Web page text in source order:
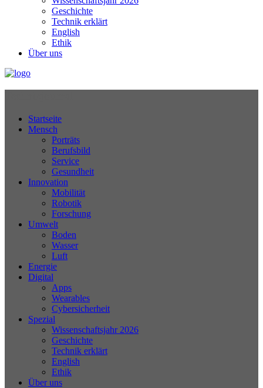
Geschichte
Technik erklärt
English
Ethik
Über uns
Startseite
Mensch
Porträts
Berufsbild
Service
Gesundheit
Innovation
Mobilität
Robotik
Forschung
Umwelt
Boden
Wasser
Luft
Energie
Digital
Apps
Wearables
Cybersicherheit
Spezial
Wissenschaftsjahr 2026
Geschichte
Technik erklärt
English
Ethik
Über uns